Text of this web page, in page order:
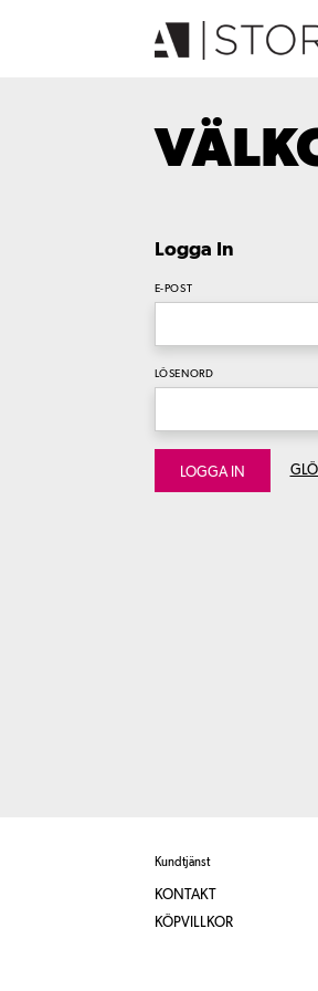
Logga In
E-POST
LÖSENORD
LOGGA IN
Kundtjänst
KONTAKT
KÖPVILLKOR